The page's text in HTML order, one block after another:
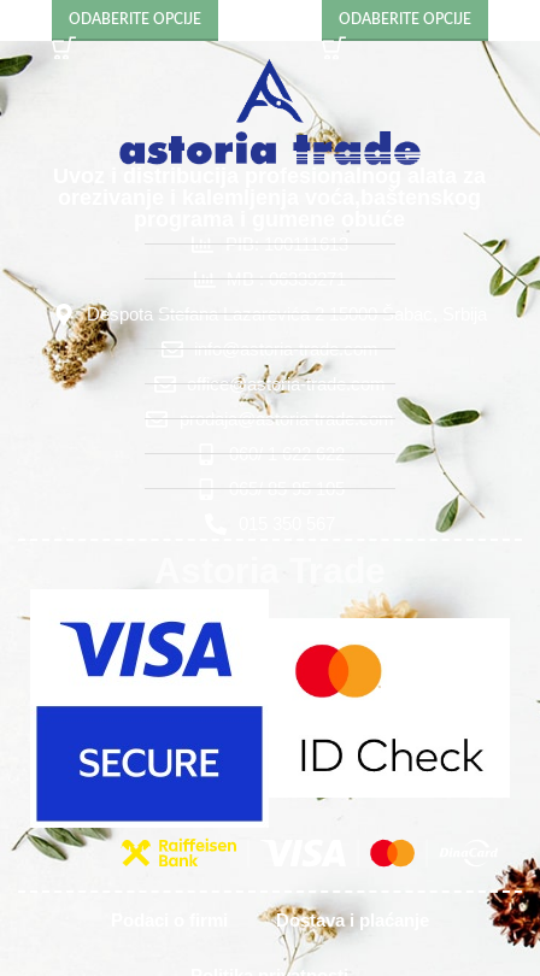
ODABERITE OPCIJE ODABERITE OPCIJE
PIB: 100111613
MB : 06339271
Despota Stefana Lazarevića 2 15000 Šabac, Srbija
info@astoria-trade.com
office@astoria-trade.com
prodaja@astoria-trade.com
060/ 1 622 622
065/ 85 95 105
Dostava i plaćanje